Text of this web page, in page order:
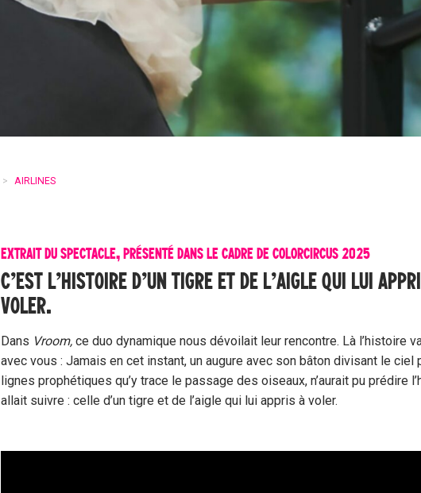
> AIRLINES
EXTRAIT DU SPECTACLE, PRÉSENTÉ DANS LE CADRE DE COLORCIRCUS 2025
C’EST L’HISTOIRE D’UN TIGRE ET DE L’AIGLE QUI LUI
VOLER.
Dans Vroom, ce duo dynamique nous dévoilait leur rencontre. Là l’histoire
avec vous : Jamais en cet instant, un augure avec son bâton divisant le ciel
lignes prophétiques qu’y trace le passage des oiseaux, n’aurait pu prédire
allait suivre : celle d’un tigre et de l’aigle qui lui appris à voler.